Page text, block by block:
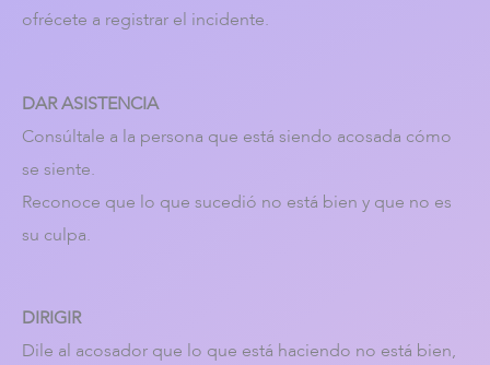
ofrécete a registrar el incidente.
DAR ASISTENCIA
Consúltale a la persona que está siendo acosada cómo
se siente.
Reconoce que lo que sucedió no está bien y que no es
su culpa.
DIRIGIR
Dile al acosador que lo que está haciendo no está bien,